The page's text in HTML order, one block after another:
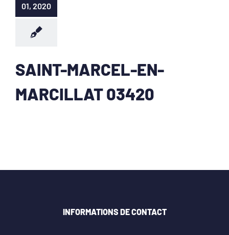
01, 2020
SAINT-MARCEL-EN-
MARCILLAT 03420
INFORMATIONS DE CONTACT